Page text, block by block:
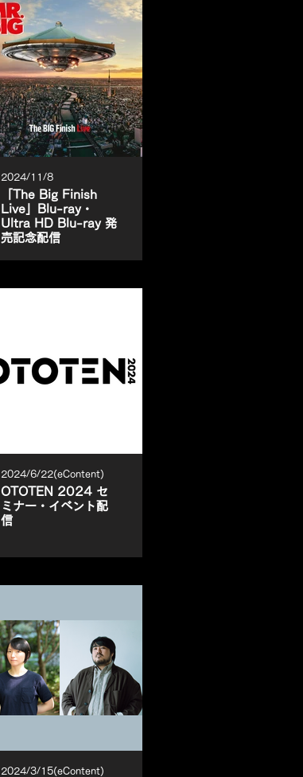
2024/11/8
「The Big Finish
Live」Blu-ray・
Ultra HD Blu-ray 発
売記念配信
2024/6/22(eContent)
OTOTEN 2024 セ
ミナー・イベント配
信
2024/3/15(eContent)